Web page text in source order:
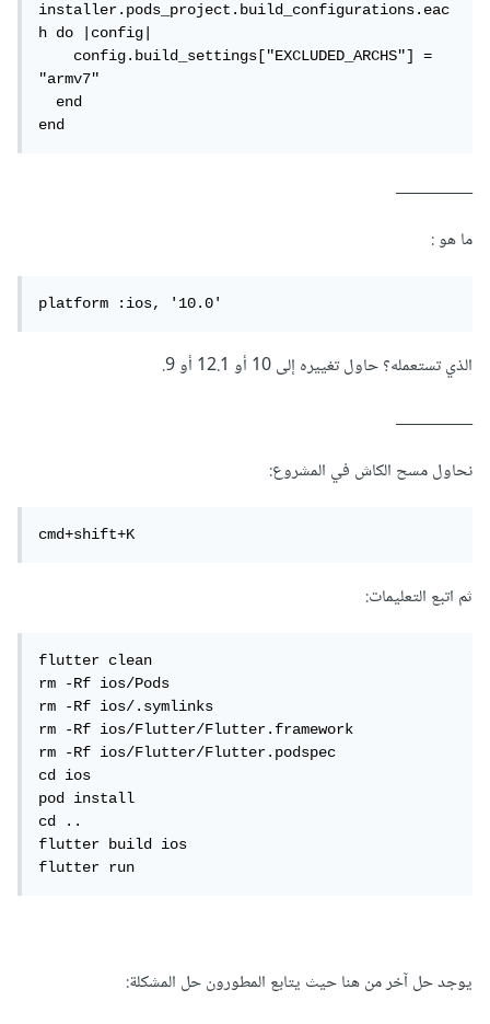
installer.pods_project.build_configurations.eac
h do |config|
    config.build_settings["EXCLUDED_ARCHS"] =
"armv7"
  end
end
__________
ما هو :
platform :ios, '10.0'
الذي تستعمله؟ حاول تغييره إلى 10 أو 12.1 أو 9.
__________
نحاول مسح الكاش في المشروع:
cmd+shift+K
ثم اتبع التعليمات:
flutter clean
rm -Rf ios/Pods
rm -Rf ios/.symlinks
rm -Rf ios/Flutter/Flutter.framework
rm -Rf ios/Flutter/Flutter.podspec
cd ios
pod install
cd ..
flutter build ios
flutter run
يوجد حل آخر من هنا حيث يتابع المطورون حل المشكلة: